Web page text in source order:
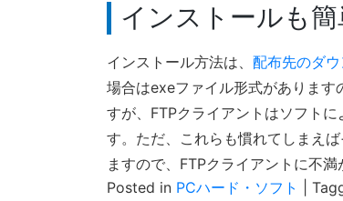
インストールも簡
インストール方法は、 配布先のダ
場合はexeファイル形式がありま
すが、FTPクライアントはソフト
す。ただ、これらも慣れてしまえ
ますので、FTPクライアントに不
Posted in PCハード・ソフト